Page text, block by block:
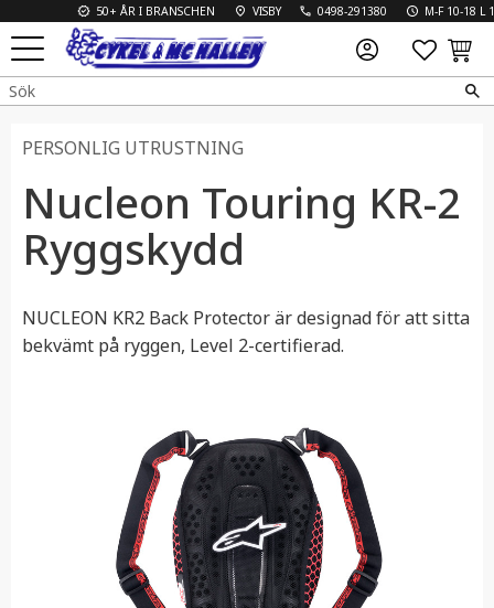
Meny
50+ ÅR I BRANSCHEN VISBY 0498-291380 M-F 10-18 L 10-
PERSONLIG UTRUSTNING
Nucleon Touring KR-2
Ryggskydd
NUCLEON KR2 Back Protector är designad för att sitta
bekvämt på ryggen, Level 2-certifierad.